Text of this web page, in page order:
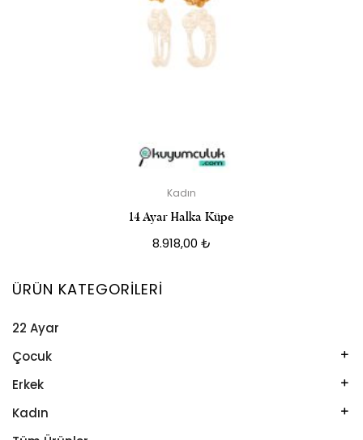
Kadın
14 Ayar Halka Küpe
8.918,00 ₺
ÜRÜN KATEGORILERI
22 Ayar
Çocuk
Kelepçe
Kolye
Künye
Erkek
Kelepçe
Kadın